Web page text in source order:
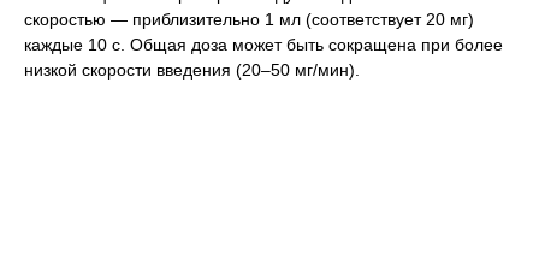
скоростью — приблизительно 1 мл (соответствует 20 мг)
каждые 10 с. Общая доза может быть сокращена при более
низкой скорости введения (20–50 мг/мин).